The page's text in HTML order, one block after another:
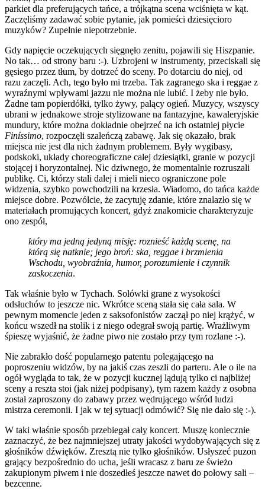
parkiet dla preferujących tańce, a trójkątna scena wciśnięta w kąt.
Zaczęliśmy zadawać sobie pytanie, jak pomieści dziesięcioro
muzyków? Zupełnie niepotrzebnie.
Gdy napięcie oczekujących sięgnęło zenitu, pojawili się Hiszpanie.
No tak… od strony baru :-). Uzbrojeni w instrumenty, przeciskali się
gęsiego przez tłum, by dotrzeć do sceny. Po dotarciu do niej, od
razu zaczęli. Ach, tego było mi trzeba. Tak zagranego ska i reggae z
wyraźnymi wpływami jazzu nie można nie lubić. I żeby nie było.
Żadne tam popierdółki, tylko żywy, palący ogień. Muzycy, wszyscy
ubrani w jednakowe stroje stylizowane na fantazyjne, kawaleryjskie
mundury, które można dokładnie obejrzeć na ich ostatniej płycie
Finíssimo, rozpoczęli szaleńczą zabawę. Jak się okazało, brak
miejsca nie jest dla nich żadnym problemem. Były wygibasy,
podskoki, układy choreograficzne całej dziesiątki, granie w pozycji
stojącej i horyzontalnej. Nic dziwnego, że momentalnie rozruszali
publikę. Ci, którzy stali dalej i mieli nieco ograniczone pole
widzenia, szybko powchodzili na krzesła. Wiadomo, do tańca każde
miejsce dobre. Pozwólcie, że zacytuję zdanie, które znalazło się w
materiałach promujących koncert, gdyż znakomicie charakteryzuje
ono zespół,
który ma jedną jedyną misję: roznieść każdą scenę, na
którą się natknie; jego broń: ska, reggae i brzmienia
Wschodu, wyobraźnia, humor, porozumienie i czynnik
zaskoczenia.
Tak właśnie było w Tychach. Solówki grane z wysokości
odsłuchów to jeszcze nic. Wkrótce sceną stała się cała sala. W
pewnym momencie jeden z saksofonistów zaczął po niej krążyć, w
końcu wszedł na stolik i z niego odegrał swoją partię. Wrażliwym
śpieszę wyjaśnić, że żadne piwo nie zostało przy tym rozlane :-).
Nie zabrakło dość popularnego patentu polegającego na
poproszeniu widzów, by na jakiś czas zeszli do parteru. Ale o ile na
ogół wygląda to tak, że w pozycji kucznej lądują tylko ci najbliżej
sceny a reszta stoi (jak niżej podpisany), tym razem każdy z osobna
został zaproszony do zabawy przez wędrującego wśród ludzi
mistrza ceremonii. I jak w tej sytuacji odmówić? Się nie dało się :-).
W taki właśnie sposób przebiegał cały koncert. Muszę koniecznie
zaznaczyć, że bez najmniejszej utraty jakości wydobywających się z
głośników dźwięków. Zresztą nie tylko głośników. Usłyszeć puzon
grający bezpośrednio do ucha, jeśli wracasz z baru ze świeżo
zakupionym piwem i nie doszedłeś jeszcze nawet do połowy sali –
bezcenne.